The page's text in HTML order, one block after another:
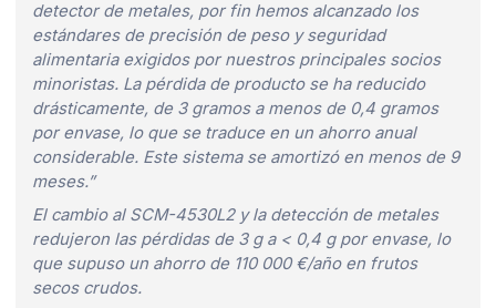
detector de metales, por fin hemos alcanzado los
estándares de precisión de peso y seguridad
alimentaria exigidos por nuestros principales socios
minoristas. La pérdida de producto se ha reducido
drásticamente, de 3 gramos a menos de 0,4 gramos
por envase, lo que se traduce en un ahorro anual
considerable. Este sistema se amortizó en menos de 9
meses.”
El cambio al SCM-4530L2 y la detección de metales
redujeron las pérdidas de 3 g a < 0,4 g por envase, lo
que supuso un ahorro de 110 000 €/año en frutos
secos crudos.